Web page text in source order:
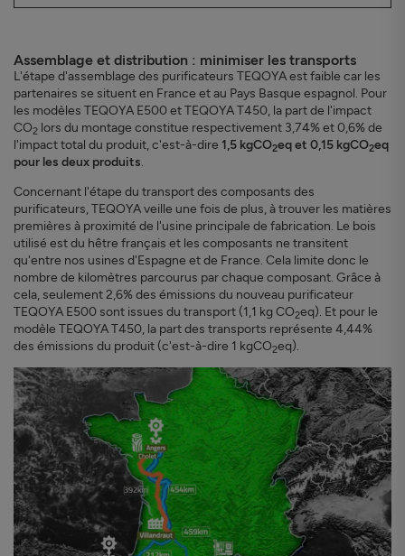
Assemblage et distribution : minimiser les transports
L'étape d'assemblage des purificateurs TEQOYA est faible car les
partenaires se situent en France et au Pays Basque espagnol. Pour
les modèles TEQOYA E500 et TEQOYA T450, la part de l'impact
CO2 lors du montage constitue respectivement 3,74% et 0,6% de
l'impact total du produit, c'est-à-dire 1,5 kgCO2eq et 0,15 kgCO2eq
pour les deux produits.
Concernant l'étape du transport des composants des
purificateurs, TEQOYA veille une fois de plus, à trouver les matières
premières à proximité de l'usine principale de fabrication. Le bois
utilisé est du hêtre français et les composants ne transitent
qu'entre nos usines d'Espagne et de France. Cela limite donc le
nombre de kilomètres parcourus par chaque composant. Grâce à
cela, seulement 2,6% des émissions du nouveau purificateur
TEQOYA E500 sont issues du transport (1,1 kg CO2eq). Et pour le
modèle TEQOYA T450, la part des transports représente 4,44%
des émissions du produit (c'est-à-dire 1 kgCO2eq).